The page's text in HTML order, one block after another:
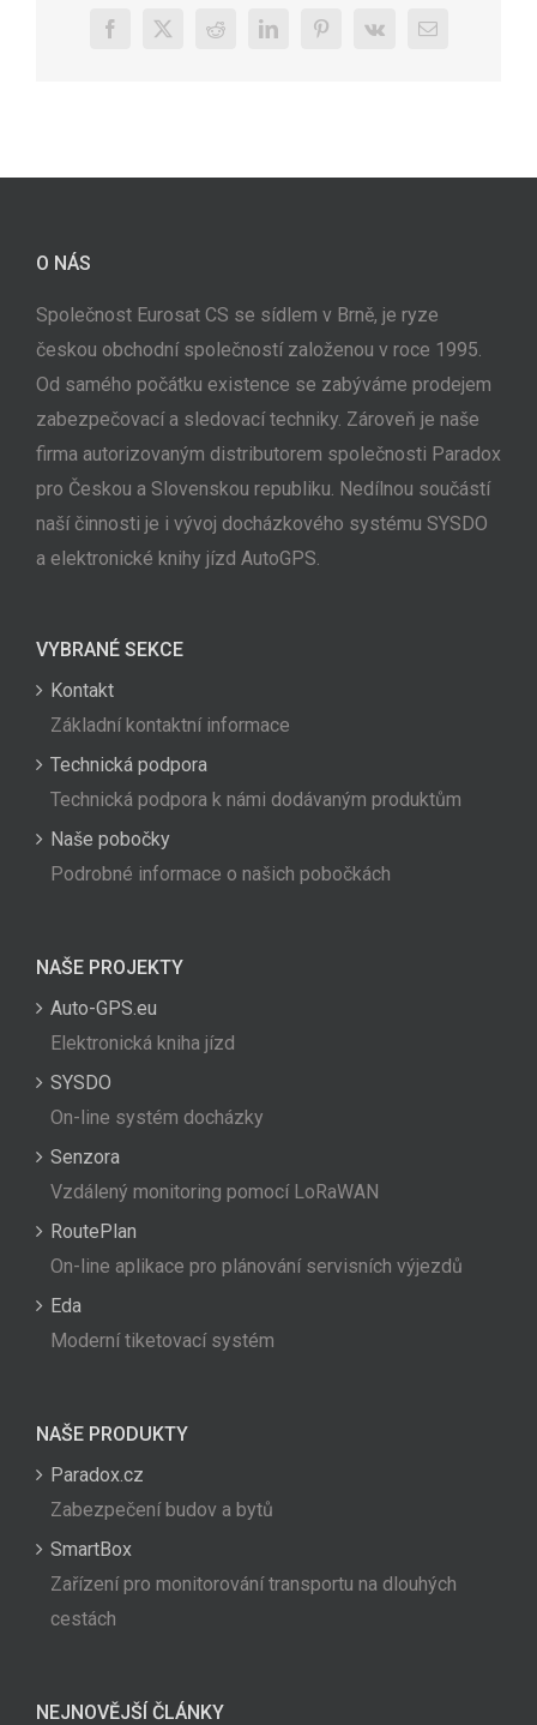
Facebook
X RedditLinkedInPinterest
Vk
E-
O NÁS
Společnost Eurosat CS se sídlem v Brně, je ryze
českou obchodní společností založenou v roce 1995.
Od samého počátku existence se zabýváme prodejem
zabezpečovací a sledovací techniky. Zároveň je naše
firma autorizovaným distributorem společnosti Paradox
pro Českou a Slovenskou republiku. Nedílnou součástí
naší činnosti je i vývoj docházkového systému SYSDO
a elektronické knihy jízd AutoGPS.
VYBRANÉ SEKCE
Kontakt
Základní kontaktní informace
Technická podpora
Technická podpora k námi dodávaným produktům
Naše pobočky
Podrobné informace o našich pobočkách
NAŠE PROJEKTY
Auto-GPS.eu
Elektronická kniha jízd
SYSDO
On-line systém docházky
Senzora
Vzdálený monitoring pomocí LoRaWAN
RoutePlan
On-line aplikace pro plánování servisních výjezdů
Eda
Moderní tiketovací systém
NAŠE PRODUKTY
Paradox.cz
Zabezpečení budov a bytů
SmartBox
Zařízení pro monitorování transportu na dlouhých
cestách
NEJNOVĚJŠÍ ČLÁNKY